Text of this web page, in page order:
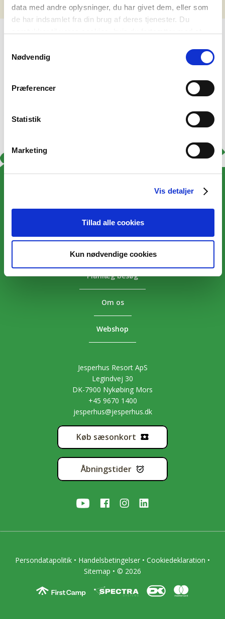
data med andre oplysninger, du har givet dem, eller som
de har indsamlet fra din brug af deres tjenester. Du
Nødvendig
Præferencer
Statistik
Marketing
Vis detaljer
Tillad alle cookies
Kun nødvendige cookies
Aktiviteter
Priser
Planlæg besøg
Om os
Webshop
Jesperhus Resort ApS
Legindvej 30
DK-7900 Nykøbing Mors
+45 9670 1400
jesperhus@jesperhus.dk
Køb sæsonkort
Åbningstider
Persondatapolitik • Handelsbetingelser • Cookiedeklaration •
Sitemap • © 2026